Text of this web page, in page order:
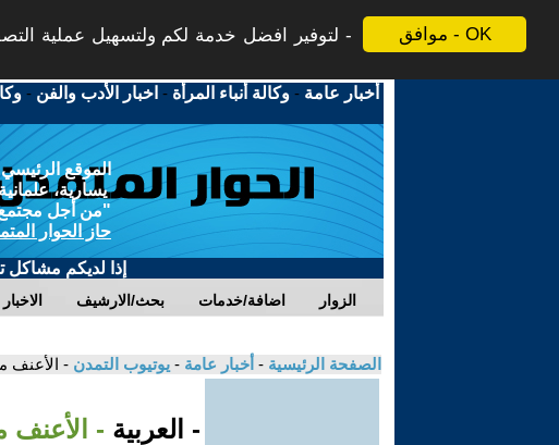
موافق - OK
لتوفير افضل خدمة لكم ولتسهيل عملية
أخبار عامة -وكالة أنباء المرأة - اخبار الأدب والفن -
الموقع
يسارية،
"من أجل مجتمع
حاز الحوار
إذا لديكم مشاكل
الاخبار بحث/الارشيف اضافة/خدمات الزوار
الصفحة الرئيسية - أخبار عامة - يوتيوب التمدن - الأعنف
- العربية - الأعنف